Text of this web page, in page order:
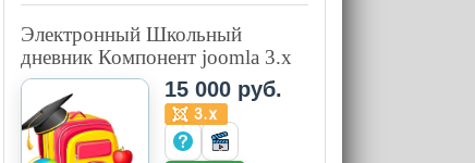
Электронный Школьный
дневник Компонент joomla 3.x
15 000 руб.